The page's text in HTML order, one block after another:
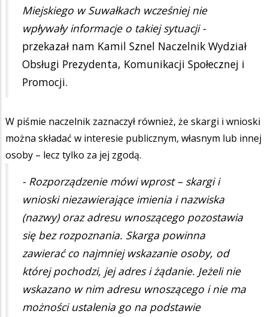
Miejskiego w Suwałkach wcześniej nie
wpływały informacje o takiej sytuacji -
przekazał nam Kamil Sznel Naczelnik Wydział
Obsługi Prezydenta, Komunikacji Społecznej i
Promocji.
W piśmie naczelnik zaznaczył również, że skargi i wnioski
można składać w interesie publicznym, własnym lub innej
osoby – lecz tylko za jej zgodą.
- Rozporządzenie mówi wprost – skargi i
wnioski niezawierające imienia i nazwiska
(nazwy) oraz adresu wnoszącego pozostawia
się bez rozpoznania. Skarga powinna
zawierać co najmniej wskazanie osoby, od
której pochodzi, jej adres i żądanie. Jeżeli nie
wskazano w nim adresu wnoszącego i nie ma
możności ustalenia go na podstawie